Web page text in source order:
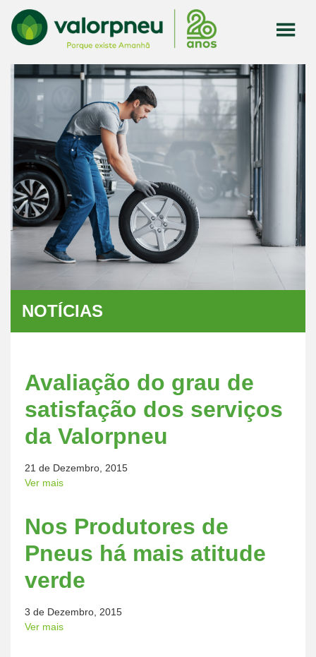
NOTÍCIAS
Avaliação do grau de
satisfação dos serviços
da Valorpneu
21 de Dezembro, 2015
Ver mais
Nos Produtores de
Pneus há mais atitude
verde
3 de Dezembro, 2015
Ver mais